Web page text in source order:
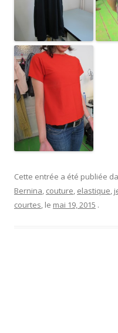
Cette entrée a été publiée
Bernina couture elastique
courtes , le mai 19, 2015 .